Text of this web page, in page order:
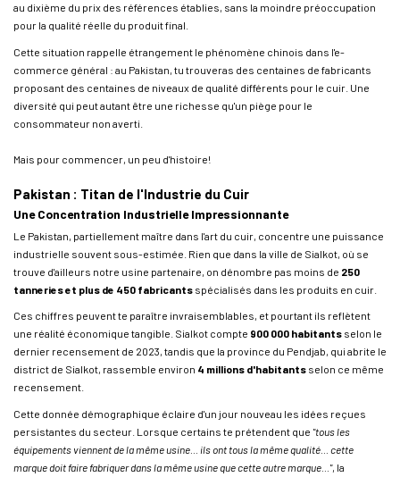
au dixième du prix des références établies, sans la moindre préoccupation
pour la qualité réelle du produit final.
Cette situation rappelle étrangement le phénomène chinois dans l'e-
commerce général : au Pakistan, tu trouveras des centaines de fabricants
proposant des centaines de niveaux de qualité différents pour le cuir. Une
diversité qui peut autant être une richesse qu'un piège pour le
consommateur non averti.
Mais pour commencer, un peu d'histoire!
Pakistan : Titan de l'Industrie du Cuir
Une Concentration Industrielle Impressionnante
Le Pakistan, partiellement maître dans l'art du cuir, concentre une puissance
industrielle souvent sous-estimée. Rien que dans la ville de Sialkot, où se
trouve d'ailleurs notre usine partenaire, on dénombre pas moins de 250
tanneries et plus de 450 fabricants spécialisés dans les produits en cuir.
Ces chiffres peuvent te paraître invraisemblables, et pourtant ils reflètent
une réalité économique tangible. Sialkot compte 900 000 habitants selon le
dernier recensement de 2023, tandis que la province du Pendjab, qui abrite le
district de Sialkot, rassemble environ 4 millions d'habitants selon ce même
recensement.
Cette donnée démographique éclaire d'un jour nouveau les idées reçues
persistantes du secteur. Lorsque certains te prétendent que "tous les
équipements viennent de la même usine... ils ont tous la même qualité... cette
marque doit faire fabriquer dans la même usine que cette autre marque...", la